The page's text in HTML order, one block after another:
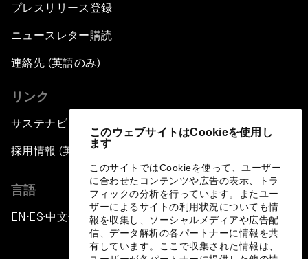
このウェブサイトはCookieを使用し
ます
このサイトではCookieを使って、ユーザー
に合わせたコンテンツや広告の表示、トラ
フィックの分析を行っています。またユー
ザーによるサイトの利用状況についても情
報を収集し、ソーシャルメディアや広告配
信、データ解析の各パートナーに情報を共
有しています。ここで収集された情報は、
プレスリリース登録
ニュースレター購読
連絡先 (英語のみ)
リンク
サステナビリティへの取り組み
採用情報 (英語のみ)
言語
EN ▪ES▪中文▪ 日本語